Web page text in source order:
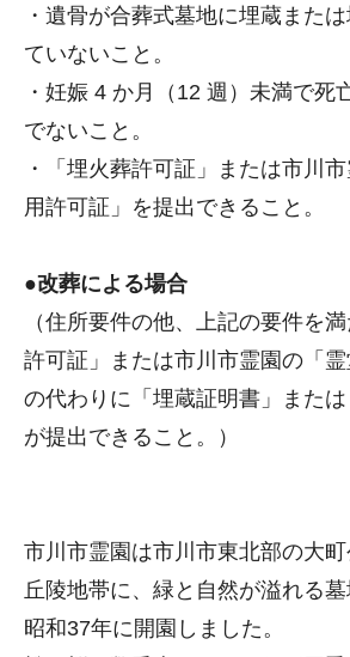
・遺骨が合葬式墓地に埋蔵また
ていないこと。
・妊娠 4 か月（12 週）未満で死
でないこと。
・「埋火葬許可証」または市川
用許可証」を提出できること。
●改葬による場合
（住所要件の他、上記の要件を
許可証」または市川市霊園の「霊
の代わりに「埋蔵証明書」または
が提出できること。）
市川市霊園は市川市東北部の大
丘陵地帯に、緑と自然が溢れる墓
昭和37年に開園しました。